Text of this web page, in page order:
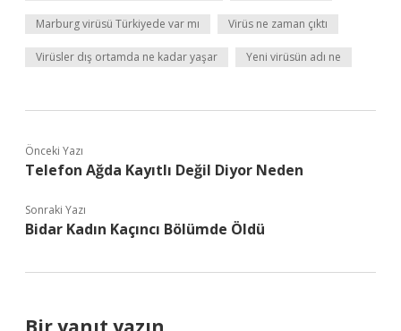
Marburg virüsü Türkiyede var mı Virüs ne zaman çıktı
Virüsler dış ortamda ne kadar yaşar Yeni virüsün adı ne
Önceki Yazı
Telefon Ağda Kayıtlı Değil Diyor Neden
Sonraki Yazı
Bidar Kadın Kaçıncı Bölümde Öldü